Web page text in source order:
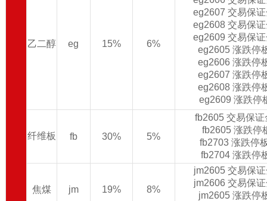
乙二醇 eg 15% 6%
eg2607 交易保
eg2608 交易保
eg2609 交易保
eg2605 涨跌停
eg2606 涨跌停
eg2607 涨跌停
eg2608 涨跌停
eg2609 涨跌停
纤维板 fb 30% 5%
fb2605 交易保
fb2605 涨跌停
fb2703 涨跌停
fb2704 涨跌停
焦煤 jm 19% 8%
jm2605 交易保
jm2606 交易保
jm2605 涨跌停